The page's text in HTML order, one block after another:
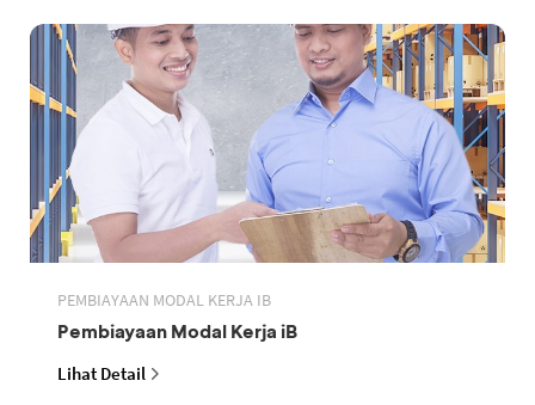
PEMBIAYAAN MODAL KERJA IB
Pembiayaan Modal Kerja iB
Lihat Detail